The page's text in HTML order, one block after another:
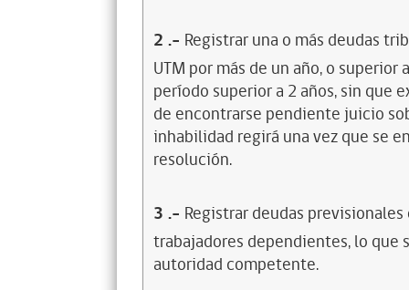
2 .- Registrar una o más deudas
UTM por más de un año, o
período superior a 2 años, sin que
de encontrarse pendiente juicio
inhabilidad regirá una vez que se
resolución.
3 .- Registrar deudas
trabajadores dependientes, lo
autoridad competente.